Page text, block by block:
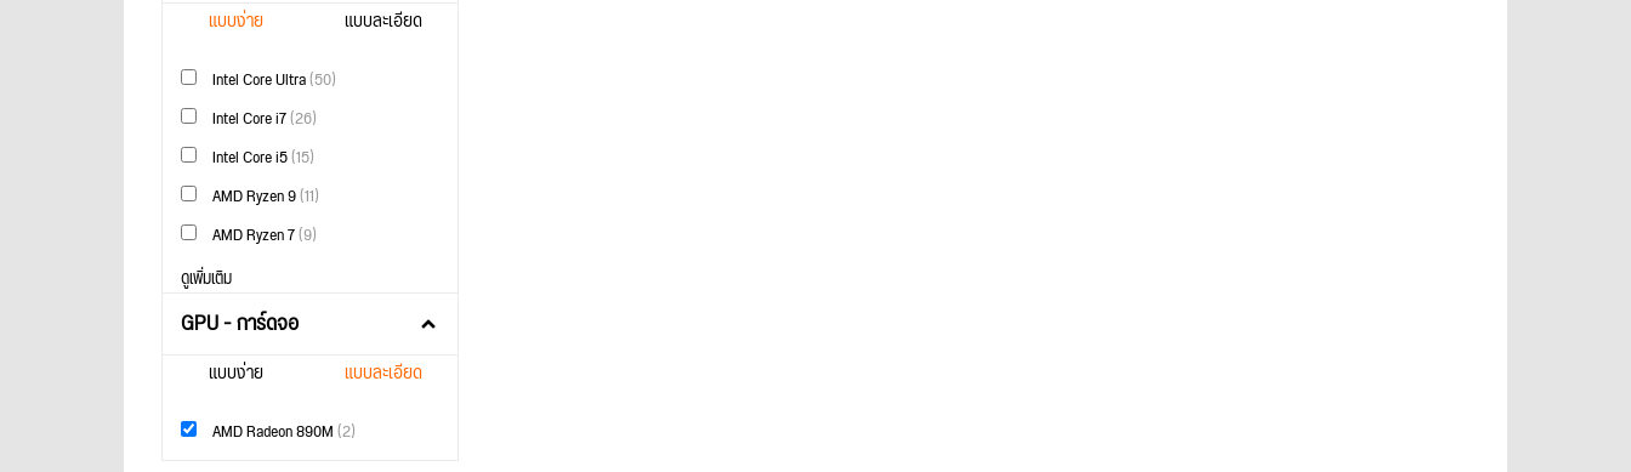
แบบง่าย แบบละเอียด
Intel Core Ultra(50)
Intel Core i7(26)
Intel Core i5(15)
AMD Ryzen 9(11)
AMD Ryzen 7(9)
ดูเพิ่มเติม
GPU - การ์ดจอ
แบบง่าย แบบละเอียด
AMD Radeon 890M(2)